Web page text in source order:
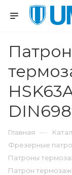
Патрон
Главная —
Фрезерные
Патроны
Патрон